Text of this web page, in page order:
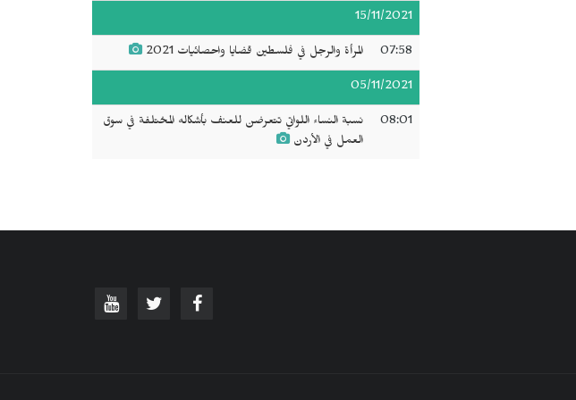
15/11/2021
07:58 المرأة والرجل في فلسطين قضايا واحصائيات 2021
05/11/2021
08:01
نسبة النساء اللواتي تتعرضن للعنف بأشكاله المختلفة في سوق
العمل في الأردن